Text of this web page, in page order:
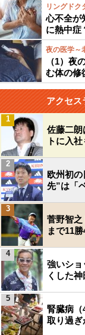
リングドク
心不全が
に熱中症
夜の医学～
（1）夜
む体の修
アクセス
佐藤二朗
トに入
1
欧州初
先”は「
2
菅野智
まで11
3
強いシ
くした
4
腎臓病（
取り過ぎ
5